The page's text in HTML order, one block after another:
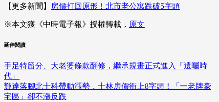
【更多新聞】 房價打回原形！北市老公寓跌破5字頭
※本文獲《中時電子報》授權轉載， 原文
延伸閱讀
手足特留分、大老婆條款翻修，繼承規畫正式進入「遺囑時
代」
輝達落腳北士科帶動漲勢，士林房價衝上8字頭！「一老牌豪
宅區」卻不漲反跌